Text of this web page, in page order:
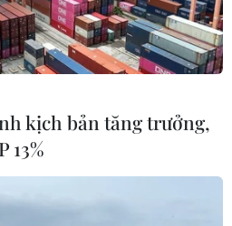
kịch bản tăng trưởng,
13%